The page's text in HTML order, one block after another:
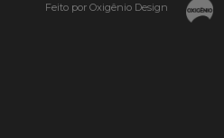
Feito por Oxigênio Design